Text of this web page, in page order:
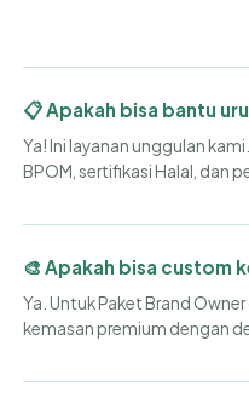
📋 Apakah bisa bantu
Ya! Ini layanan unggulan
BPOM, sertifikasi Halal, dan
🎨 Apakah bisa custom
Ya. Untuk Paket Brand
kemasan premium dengan